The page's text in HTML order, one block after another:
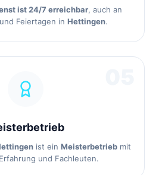
ist 24/7 erreichbar, auch an
Feiertagen in Hettingen.
ist ein Meisterbetrieb mit
und Fachleuten.